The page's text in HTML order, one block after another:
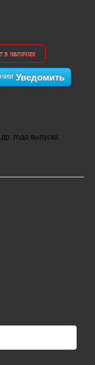
наличии
Уведомить
др. года выпуска.